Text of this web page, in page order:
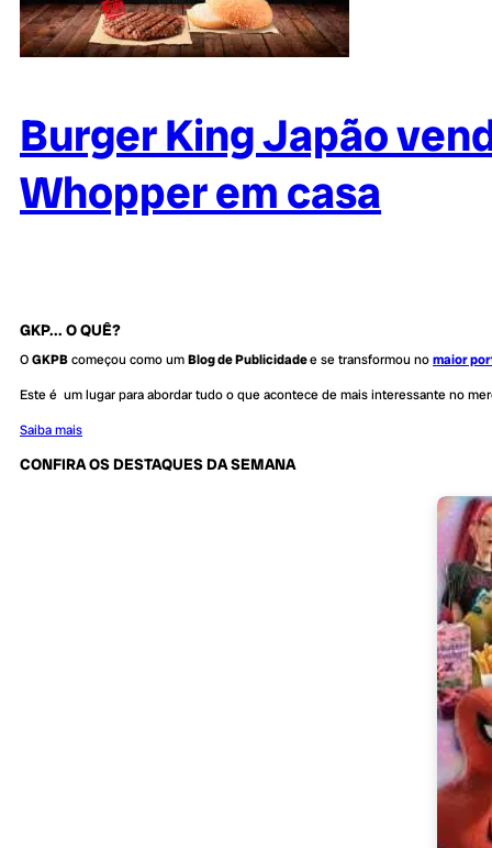
Burger King Japão
Whopper em casa
GKP... O QUÊ?
OGKPBcomeçou como umBlog de Publicidadee se transformou nomaior
Este é um lugar para abordar tudo o que acontece de mais interessante no
Saiba mais
CONFIRA OS DESTAQUES DA SEMANA